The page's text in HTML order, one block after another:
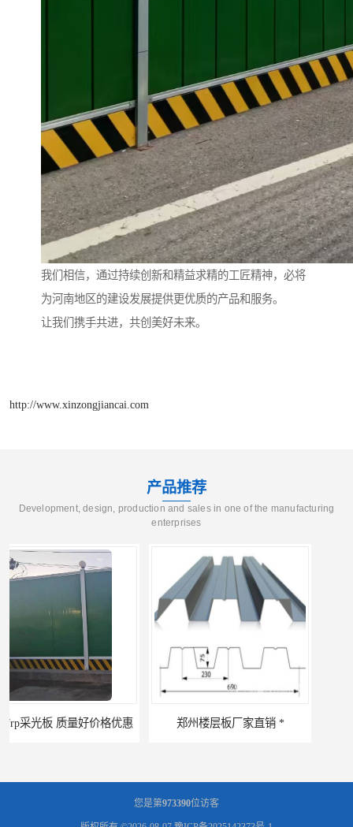
我们相信，通过持续创新和精益求精的工匠精神，必将
为河南地区的建设发展提供更优质的产品和服务。
让我们携手共进，共创美好未来。
http://www.xinzongjiancai.com
产品推荐
Development, design, production and sales in one of the manufacturing
enterprises
郑州楼层板厂家直销 *
您是第973390位访客